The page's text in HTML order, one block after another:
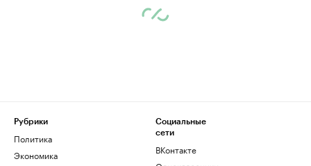
Рубрики
Политика
Экономика
Социальные
сети
ВКонтакте